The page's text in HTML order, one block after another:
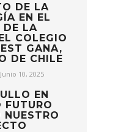
DE LA
EN EL
DE LA
COLEGIO
GANA,
DE CHILE
Junio 10, 2025
EN
FUTURO
NUESTRO